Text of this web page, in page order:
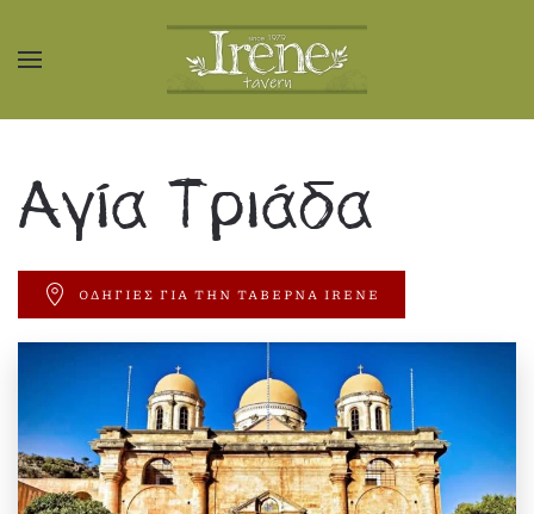
Skip to main content
Αγία Τριάδα
ΟΔΗΓΙΕΣ ΓΙΑ ΤΗΝ ΤΑΒΕΡΝΑ IRENE